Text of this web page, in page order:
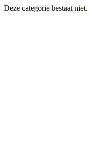
Deze categorie bestaat niet.